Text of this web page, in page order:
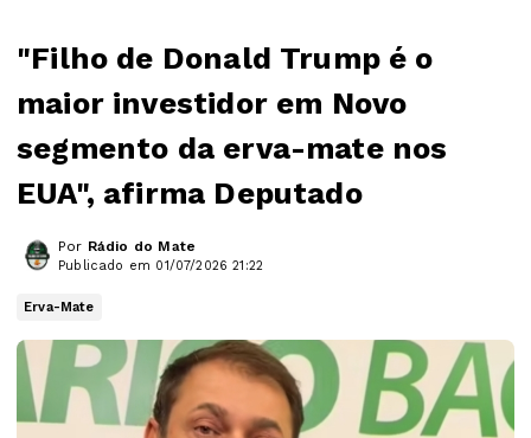
"Filho de Donald Trump é o
maior investidor em Novo
segmento da erva-mate nos
EUA", afirma Deputado
Por Rádio do Mate
Publicado em 01/07/2026 21:22
Erva-Mate